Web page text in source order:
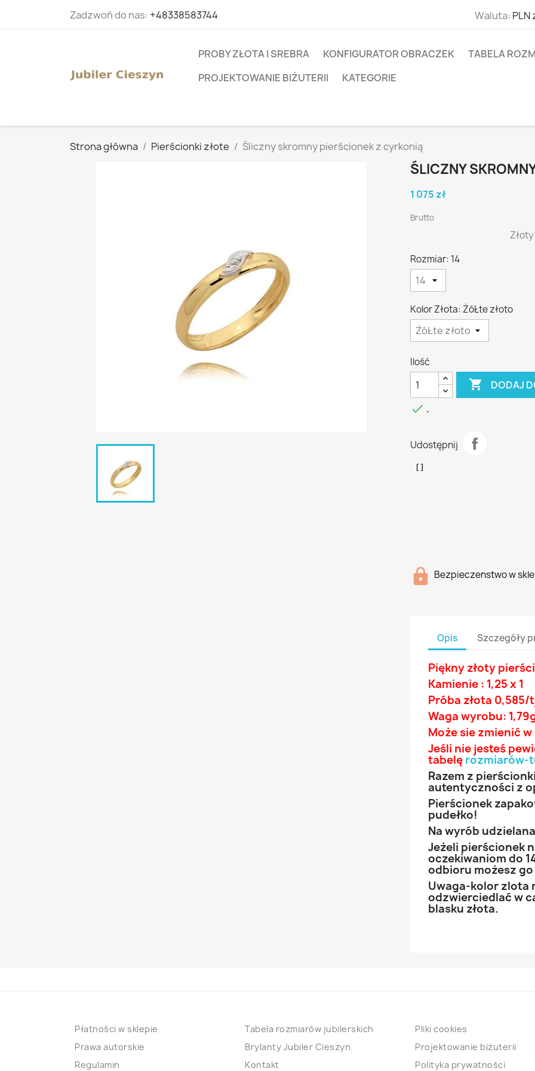
Zadzwoń do nas: +48338583744 Waluta: PLN
PROBY ZŁOTA I SREBRA KONFIGURATOR OBRACZEK
TABELA
PROJEKTOWANIE BIŻUTERII
KATEGORIE
Strona główna Pierścionki złote Śliczny skromny pierścionek z cyrkonią
ŚLICZNY
1 075 zł
Brutto
Rozmiar: 14
Kolor Złota: ŻóŁte złoto
Ilość
 DODAJ
 .
Udostępnij
Bezpieczenstwo w
Opis Szczegóły
Piękny złoty
Kamienie : 1,25 x 1
Próba złota 0,585/
Waga wyrobu:
Może sie zmienić
Jeśli nie jesteś
tabelę rozmiarów-
Razem z
autentyczności z
Pierścionek
pudełko!
Na wyrób
Jeżeli pierścionek
oczekiwaniom do
odbioru możesz
Uwaga-kolor zlota
odzwierciedlać w
blasku złota.
Płatności w sklepie
Prawa autorskie
Regulamin
Tabela rozmiarów jubilerskich
Brylanty Jubiler Cieszyn.
Kontakt
Pliki cookies
Projektowanie biżuterii
Polityka prywatności